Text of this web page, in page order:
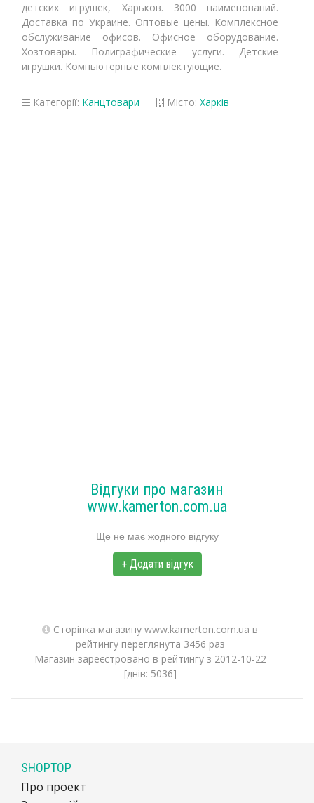
детских игрушек, Харьков. 3000 наименований.
Доставка по Украине. Оптовые цены. Комплексное
обслуживание офисов. Офисное оборудование.
Хозтовары. Полиграфические услуги. Детские
игрушки. Компьютерные комплектующие.
Категорії: Канцтовари Місто: Харків
Відгуки про магазин
www.kamerton.com.ua
Ще не має жодного відгуку
+ Додати відгук
Сторінка магазину www.kamerton.com.ua в
рейтингу переглянута 3456 раз
Магазин зареєстровано в рейтингу з 2012-10-22
[днів: 5036]
SHOPTOP
Про проект